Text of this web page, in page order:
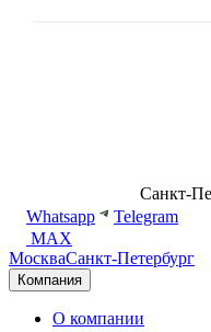
Санкт-
Whatsapp
Telegram
MAX
МоскваСанкт-Петербург
Компания
О компании